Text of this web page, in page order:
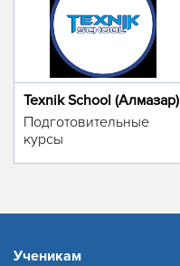
Texnik School (Алмазар)
Подготовительные
курсы
Ученикам